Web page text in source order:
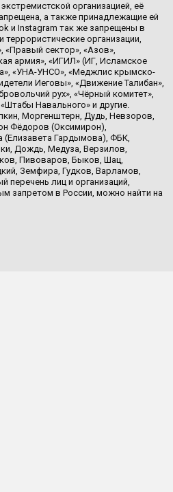
организацией, её
а также принадлежащие ей
и Instagram так же запрещены в
террористические организации,
«Правый сектор», «Азов»,
армия», «ИГИЛ» (ИГ, Исламское
«УНА-УНСО», «Меджлис крымско-
Иеговы», «Движение Талибан»,
рух», «Чёрный комитет»,
Навального» и другие.
Моргенштерн, Дудь, Невзоров,
Фёдоров (Оксимирон),
(Елизавета Гардымова), ФБК,
Дождь, Медуза, Верзилов,
Пивоваров, Быков, Шац,
Земфира, Гудков, Варламов,
перечень лиц и организаций,
запретом в России, можно найти на